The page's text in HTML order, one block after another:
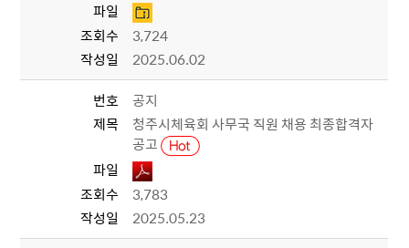
파일
조회수
3,724
작성일
2025.06.02
번호
공지
제목
청주시체육회 사무국 직원 채용 최종합격자
공고
파일
조회수
3,783
작성일
2025.05.23